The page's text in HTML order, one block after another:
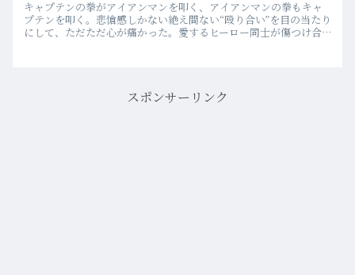
キャプテンの拳がアイアンマンを叩く、アイアンマンの拳もキャ
プテンを叩く。悲愴感しかない絶え間ない“殴り合い”を目の当たり
にして、ただただ心が痛かった。愛するヒーロー同士が傷つけ合
スポンサーリンク